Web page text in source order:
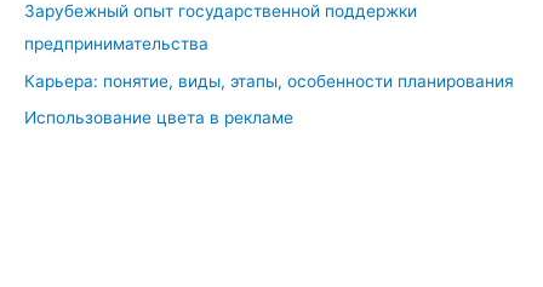
Зарубежный опыт государственной поддержки
предпринимательства
Карьера: понятие, виды, этапы, особенности планирования
Использование цвета в рекламе